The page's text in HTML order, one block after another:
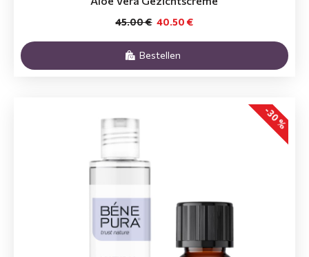
40.50 €
45.00 €
Bestellen
-30 %